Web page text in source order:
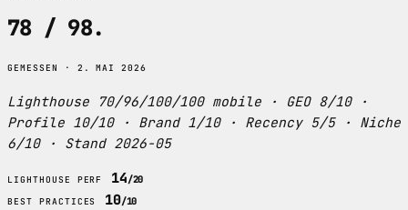
78 / 98.
GEMESSEN · 2. MAI 2026
Lighthouse 70/96/100/100 mobile · GEO 8/10 ·
Profile 10/10 · Brand 1/10 · Recency 5/5 · Niche
6/10 · Stand 2026-05
LIGHTHOUSE PERF 14/20
BEST PRACTICES 10/10